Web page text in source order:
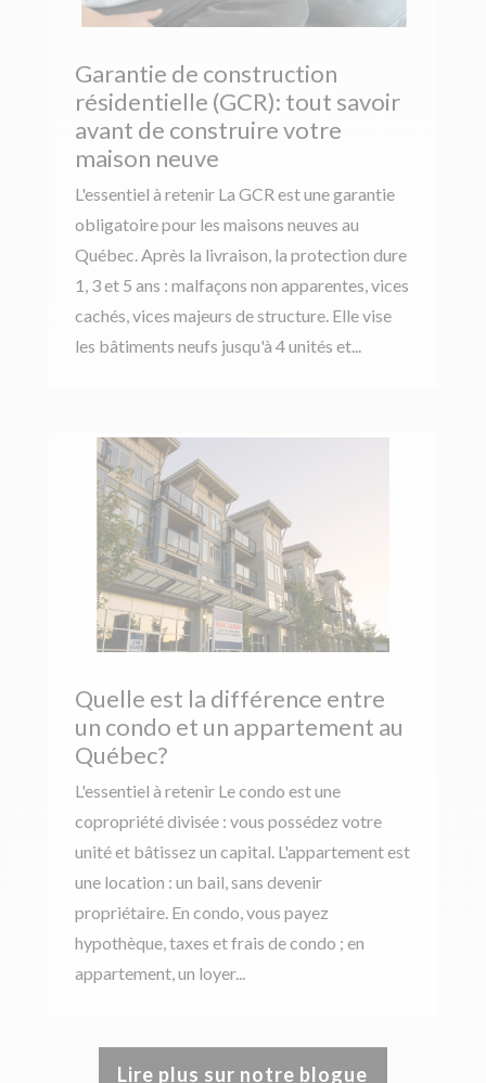
Garantie de construction
résidentielle (GCR): tout savoir
avant de construire votre
maison neuve
L'essentiel à retenir La GCR est une garantie
obligatoire pour les maisons neuves au
Québec. Après la livraison, la protection dure
1, 3 et 5 ans : malfaçons non apparentes, vices
cachés, vices majeurs de structure. Elle vise
les bâtiments neufs jusqu'à 4 unités et...
Quelle est la différence entre
un condo et un appartement au
Québec?
L'essentiel à retenir Le condo est une
copropriété divisée : vous possédez votre
unité et bâtissez un capital. L'appartement est
une location : un bail, sans devenir
propriétaire. En condo, vous payez
hypothèque, taxes et frais de condo ; en
appartement, un loyer...
Lire plus sur notre blogue